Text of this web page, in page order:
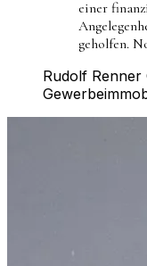
einer
geholfen.
Rudolf Renner